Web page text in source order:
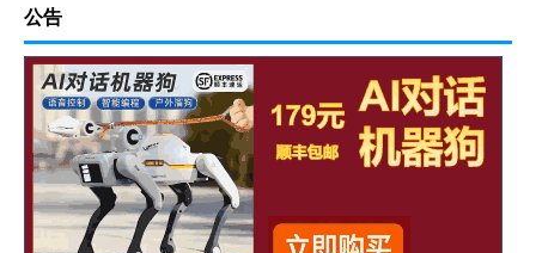
公告